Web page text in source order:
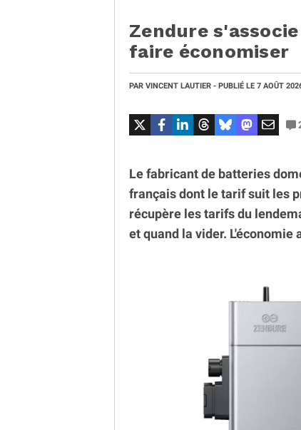
Zendure
faire économiser
PAR VINCENT LAUTIER - PUBLIÉ LE 7 AOÛT
Le fabricant de batteries
français dont le tarif suit les
récupère les tarifs du
et quand la vider.